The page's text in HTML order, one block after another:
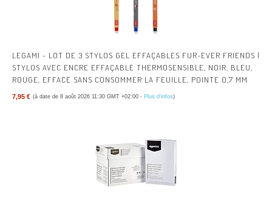
LEGAMI - LOT DE 3 STYLOS GEL EFFAÇABLES FUR-EVER FRIENDS |
STYLOS AVEC ENCRE EFFAÇABLE THERMOSENSIBLE, NOIR, BLEU,
ROUGE, EFFACE SANS CONSOMMER LA FEUILLE, POINTE 0,7 MM
7,95 € (à date de 8 août 2026 11:30 GMT +02:00 - Plus d’infos)